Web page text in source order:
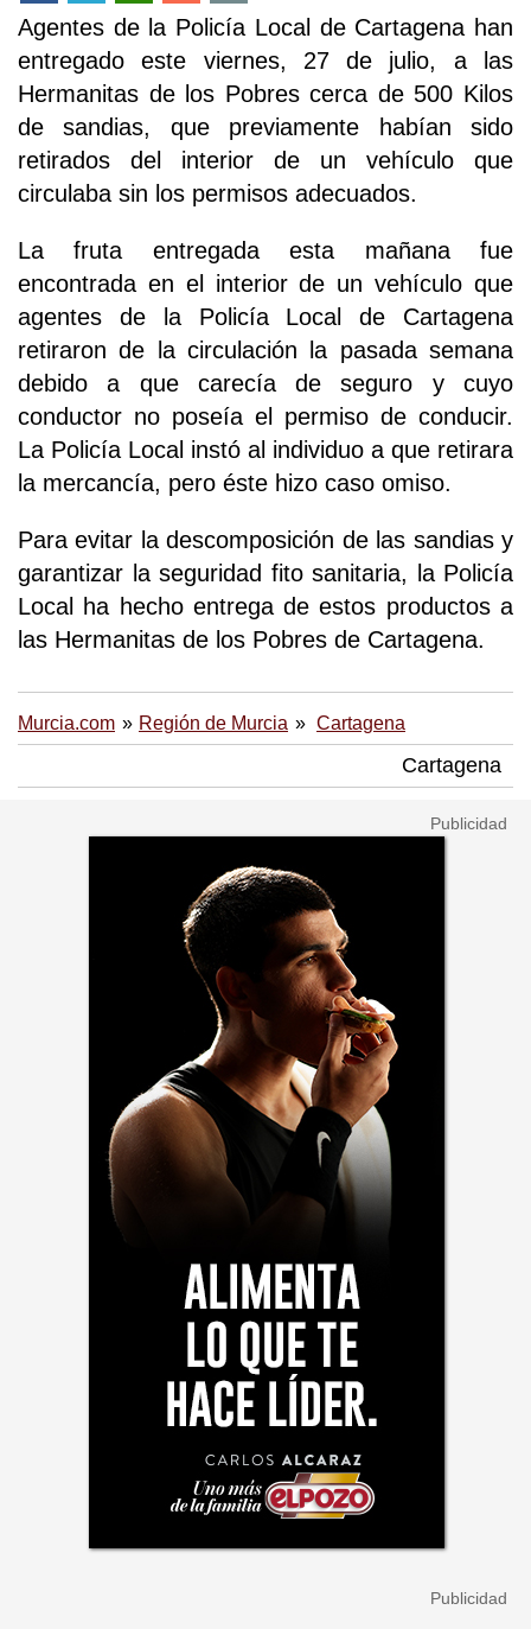
Agentes de la Policía Local de Cartagena han
entregado este viernes, 27 de julio, a las
Hermanitas de los Pobres cerca de 500 Kilos
de sandias, que previamente habían sido
retirados del interior de un vehículo que
circulaba sin los permisos adecuados.
La fruta entregada esta mañana fue
encontrada en el interior de un vehículo que
agentes de la Policía Local de Cartagena
retiraron de la circulación la pasada semana
debido a que carecía de seguro y cuyo
conductor no poseía el permiso de conducir.
La Policía Local instó al individuo a que retirara
la mercancía, pero éste hizo caso omiso.
Para evitar la descomposición de las sandias y
garantizar la seguridad fito sanitaria, la Policía
Local ha hecho entrega de estos productos a
las Hermanitas de los Pobres de Cartagena.
Murcia.com Región de Murcia Cartagena
Cartagena